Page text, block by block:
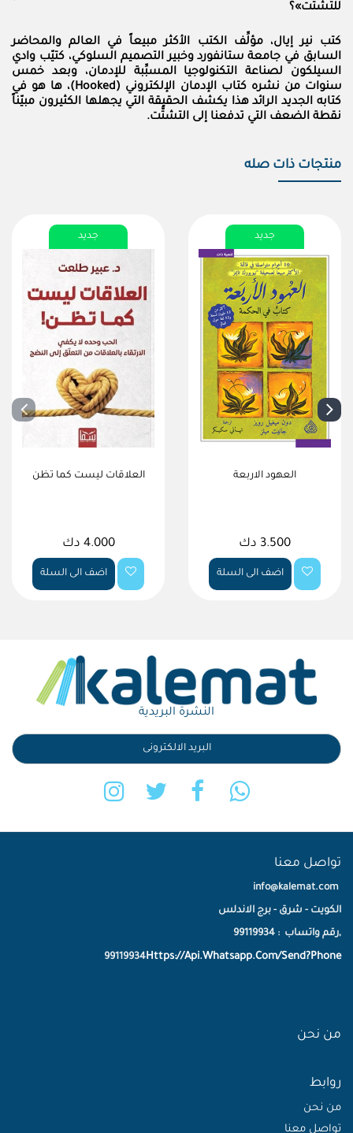
للتشتُّت»؟
كتب نير إيال، مؤلِّف الكتب الأكثر مبيعاً في العالم والمحاضر
السابق في جامعة ستانفورد وخبير التصميم السلوكي، كتيّب وادي
السيلكون لصناعة التكنولوجيا المسبِّبة للإدمان، وبعد خمس
سنوات من نشره كتاب الإدمان الإلكتروني (Hooked)، ها هو في
كتابه الجديد الرائد هذا يكشف الحقيقة التي يجهلها الكثيرون مبيّناً
نقطة الضعف التي تدفعنا إلى التشتُّت.
منتجات ذات صله
جديد
العلاقات ليست كما تظن
4.000 دك
اضف الى السلة
جديد
العهود الاربعة
3.500 دك
اضف الى السلة
النشرة البريدية
تواصل معنا
info@kalemat.com
الكويت - شرق - برج الاندلس
,رقم واتساب : 99119934
Https://Api.Whatsapp.Com/Send?Phone
99119934
من نحن
روابط
من نحن
تواصل معنا